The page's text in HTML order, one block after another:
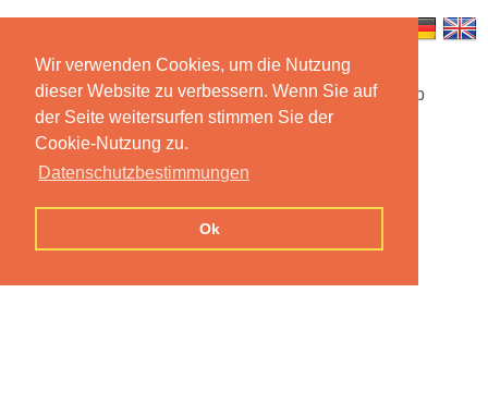
Wir verwenden Cookies, um die Nutzung
dieser Website zu verbessern. Wenn Sie auf
der Seite weitersurfen stimmen Sie der
Cookie-Nutzung zu.
Datenschutzbestimmungen
Ok
Startseite Funktionen Mobile App
Preise
Kontakt Impressum